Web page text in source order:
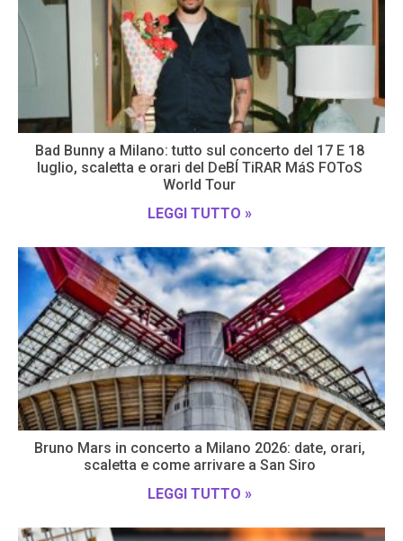
Bad Bunny a Milano: tutto sul concerto del 17 E 18
luglio, scaletta e orari del DeBÍ TiRAR MáS FOToS
World Tour
LEGGI TUTTO »
Bruno Mars in concerto a Milano 2026: date, orari,
scaletta e come arrivare a San Siro
LEGGI TUTTO »